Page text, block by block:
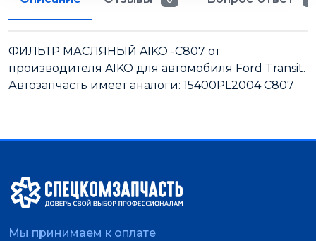
ФИЛЬТР МАСЛЯНЫЙ AIKO -C807 от
производителя AIKO для автомобиля Ford Transit.
Автозапчасть имеет аналоги: 15400PL2004 C807
Мы принимаем к оплате